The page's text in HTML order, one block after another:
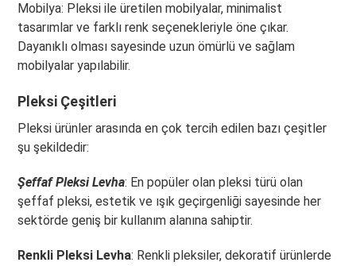
Mobilya: Pleksi ile üretilen mobilyalar, minimalist
tasarımlar ve farklı renk seçenekleriyle öne çıkar.
Dayanıklı olması sayesinde uzun ömürlü ve sağlam
mobilyalar yapılabilir.
Pleksi Çeşitleri
Pleksi ürünler arasında en çok tercih edilen bazı çeşitler
şu şekildedir:
Şeffaf Pleksi Levha: En popüler olan pleksi türü olan
şeffaf pleksi, estetik ve ışık geçirgenliği sayesinde her
sektörde geniş bir kullanım alanına sahiptir.
Renkli Pleksi Levha: Renkli pleksiler, dekoratif ürünlerde